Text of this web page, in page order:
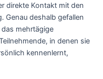
direkte Kontakt mit den
Genau deshalb gefallen
mehrtägige
in denen sie
kennenlernt,